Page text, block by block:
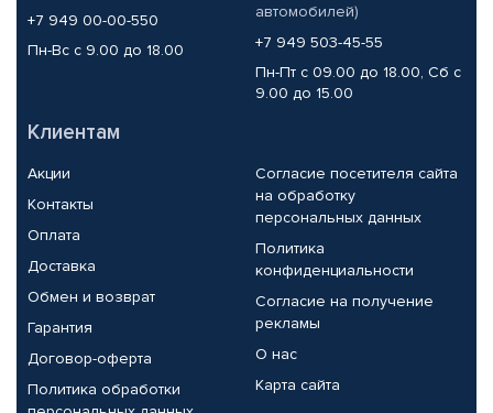
+7 949 00-00-550
Пн-Вс с 9.00 до 18.00
автомобилей)
+7 949 503-45-55
Пн-Пт с 09.00 до 18.00, Сб с
9.00 до 15.00
Клиентам
Акции
Контакты
Оплата
Доставка
Обмен и возврат
Гарантия
Договор-оферта
Политика обработки
Согласие посетителя сайта
на обработку
персональных данных
Политика
конфиденциальности
Согласие на получение
рекламы
О нас
Карта сайта